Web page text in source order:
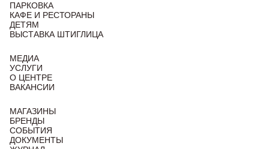
ПАРКОВКА
КАФЕ И РЕСТОРАНЫ
ДЕТЯМ
ВЫСТАВКА ШТИГЛИЦА
МЕДИА
УСЛУГИ
О ЦЕНТРЕ
ВАКАНСИИ
МАГАЗИНЫ
БРЕНДЫ
СОБЫТИЯ
ДОКУМЕНТЫ